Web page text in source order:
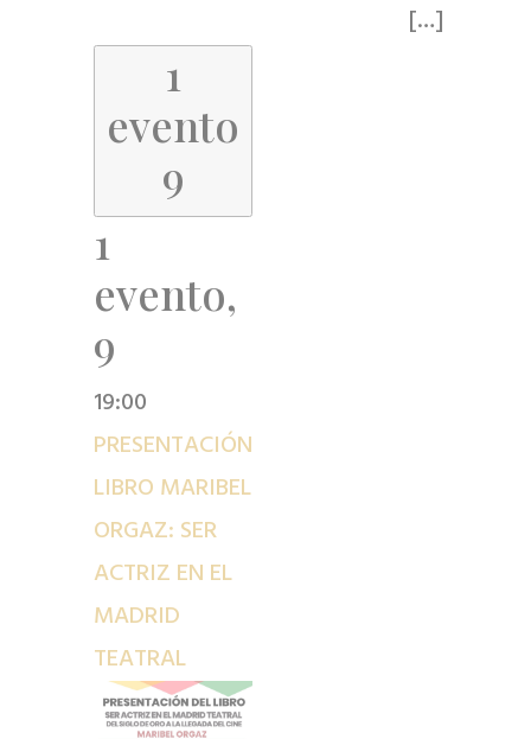
[…]
1
evento
9
1
evento,
9
19:00
PRESENTACIÓN
LIBRO MARIBEL
ORGAZ: SER
ACTRIZ EN EL
MADRID
TEATRAL